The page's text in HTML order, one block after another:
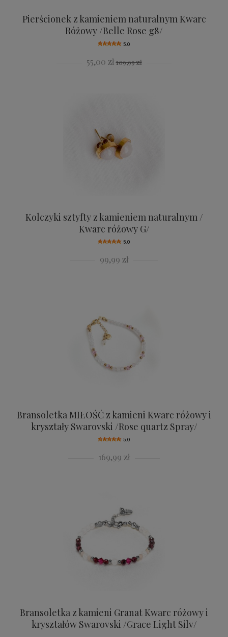
Pierścionek z kamieniem naturalnym Kwarc
Różowy /Belle Rose g8/
5.0
55,00 zł 109,99 zł
Kolczyki sztyfty z kamieniem naturalnym /
Kwarc różowy G/
5.0
99,99 zł
Bransoletka MIŁOŚĆ z kamieni Kwarc różowy i
kryształy Swarovski /Rose quartz Spray/
5.0
169,99 zł
Bransoletka z kamieni Granat Kwarc różowy i
kryształów Swarovski /Grace Light Silv/